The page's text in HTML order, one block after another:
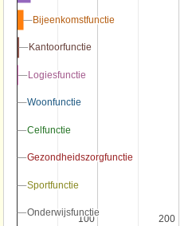
100
100 200
200
Bijeenkomstfunctie
Bijeenkomstfunctie
Kantoorfunctie
Kantoorfunctie
Logiesfunctie
Logiesfunctie
Woonfunctie
Woonfunctie
Celfunctie
Celfunctie
Gezondheidszorgfunctie
Gezondheidszorgfunctie
Sportfunctie
Sportfunctie
Onderwijsfunctie
Onderwijsfunctie